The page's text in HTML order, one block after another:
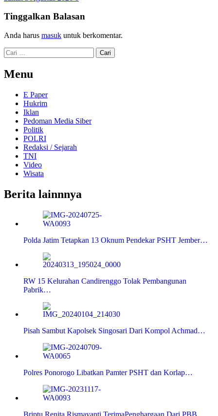
Tinggalkan Balasan
Anda harus masuk untuk berkomentar.
Cari
untuk:
Menu
E Paper
Hukrim
Iklan
Pedoman Media Siber
Politik
POLRI
Redaksi / Sejarah
TNI
Video
Wisata
Berita lainnnya
Polda Jatim Tetapkan 13 Oknum Pendekar PSHT Jember…
RW 15 Kelurahan Candirenggo Tolak Pembangunan
Pabrik…
Pisah Sambut Kapolsek Singosari Dari Kompol Achmad…
Polres Ponorogo Libatkan Pamter PSHT dan Korlap…
Briptu Renita Rismayanti,TerimaPenghargaan Dari PBB